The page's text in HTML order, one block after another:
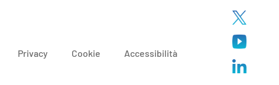
Privacy Cookie Accessibilità